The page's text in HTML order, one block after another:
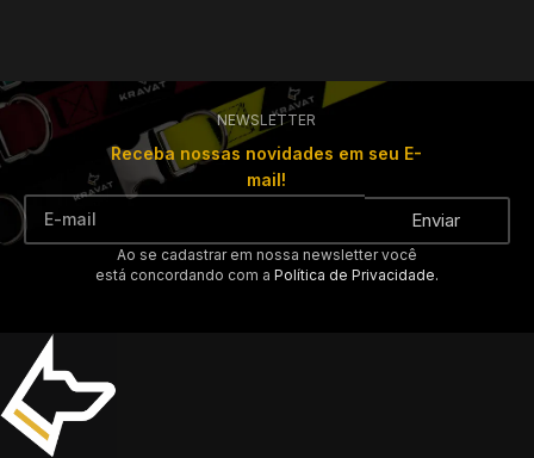
NEWSLETTER
Receba nossas novidades em seu E-
mail!
Enviar
Ao se cadastrar em nossa newsletter você
está concordando com a Política de Privacidade.